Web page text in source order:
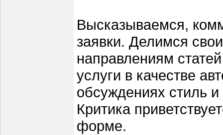
Высказываемся,
заявки. Делимся
направлениям
услуги в качестве
обсуждениях стиль
Критика
форме.